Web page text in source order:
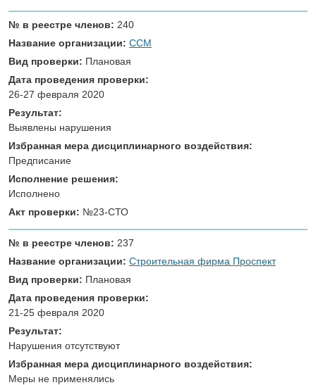
№ в реестре членов: 240
Название организации: ССМ
Вид проверки: Плановая
Дата проведения проверки:
26-27 февраля 2020
Результат:
Выявлены нарушения
Избранная мера дисциплинарного воздействия:
Предписание
Исполнение решения:
Исполнено
Акт проверки: №23-СТО
№ в реестре членов: 237
Название организации: Строительная фирма Проспект
Вид проверки: Плановая
Дата проведения проверки:
21-25 февраля 2020
Результат:
Нарушения отсутствуют
Избранная мера дисциплинарного воздействия:
Меры не применялись